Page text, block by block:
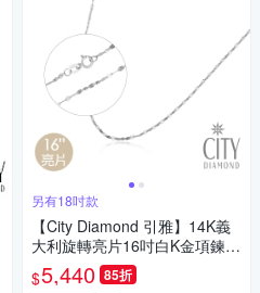
另有18吋款
【City Diamond 引雅】14K義
大利旋轉亮片16吋白K金項鍊
(浮光流影系列)
$5,440 85折